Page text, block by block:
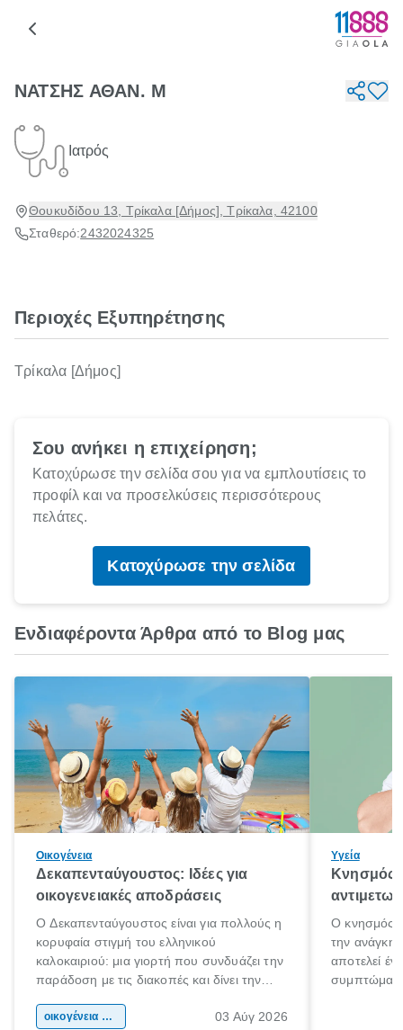
ΝΑΤΣΗΣ ΑΘΑΝ. Μ
Ιατρός
Θουκυδίδου 13, Τρίκαλα [Δήμος], Τρίκαλα, 42100
Σταθερό:2432024325
Περιοχές Εξυπηρέτησης
Τρίκαλα [Δήμος]
Σου ανήκει η επιχείρηση;
Κατοχύρωσε την σελίδα σου για να εμπλουτίσεις το
προφίλ και να προσελκύσεις περισσότερους
πελάτες.
Κατοχύρωσε την σελίδα
Ενδιαφέροντα Άρθρα από το Blog μας
Οικογένεια
Δεκαπενταύγουστος: Ιδέες για
οικογενειακές αποδράσεις
Ο Δεκαπενταύγουστος είναι για πολλούς η
κορυφαία στιγμή του ελληνικού
καλοκαιριού: μια γιορτή που συνδυάζει την
παράδοση με τις διακοπές και δίνει την
χώρας. Είτε πρόκειται για λίγες μέρες
οικογένεια & παιδί 03 Αύγ 2026
Υγεία
Κνησμός:
Ο κνησμός
την ανάγκη
αποτελεί